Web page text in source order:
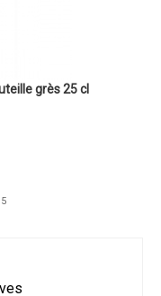
grès 25 cl